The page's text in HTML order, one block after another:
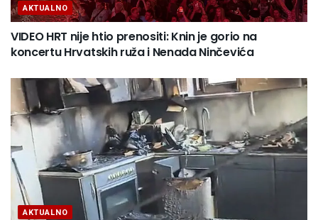
AKTUALNO
VIDEO HRT nije htio prenositi: Knin je gorio na
koncertu Hrvatskih ruža i Nenada Ninčevića
AKTUALNO